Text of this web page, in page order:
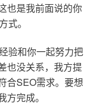
也是我前面说的你
式。
验和你一起努力把
也没关系，我方提
合SEO需求。要想
完成。